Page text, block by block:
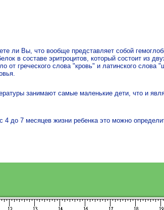
ли Вы, что вообще представляет собой
в составе эритроцитов, который состоит из
от греческого слова "кровь" и латинского слова
занимают самые маленькие дети, что и
4 до 7 месяцев жизни ребенка это можно